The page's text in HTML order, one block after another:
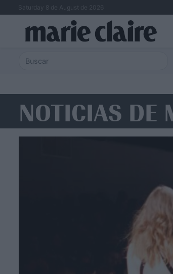
Saturday 8 de August de 2026
NOTICIAS DE